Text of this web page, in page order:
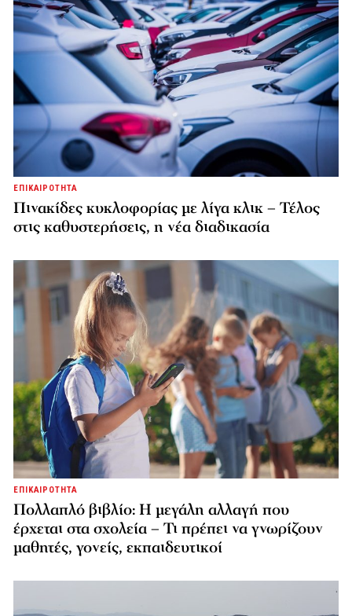
ΕΠΙΚΑΙΡΟΤΗΤΑ
Πινακίδες κυκλοφορίας με λίγα κλικ – Τέλος
στις καθυστερήσεις, η νέα διαδικασία
ΕΠΙΚΑΙΡΟΤΗΤΑ
Πολλαπλό βιβλίο: Η μεγάλη αλλαγή που
έρχεται στα σχολεία – Τι πρέπει να γνωρίζουν
μαθητές, γονείς, εκπαιδευτικοί